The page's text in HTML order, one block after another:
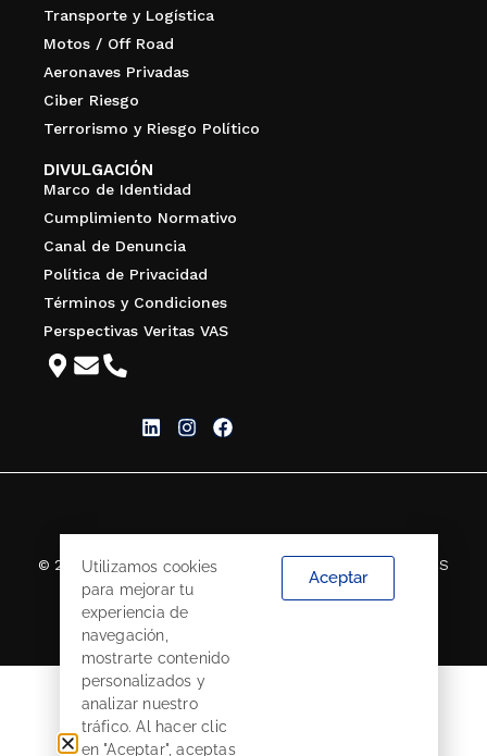
Transporte y Logística
Motos / Off Road
Aeronaves Privadas
Ciber Riesgo
Terrorismo y Riesgo Político
DIVULGACIÓN
Marco de Identidad
Cumplimiento Normativo
Canal de Denuncia
Política de Privacidad
Términos y Condiciones
Perspectivas Veritas VAS
© 2026 VERITAS CORREDORES DE SEGUROS S.A. TODOS
LOS DERECHOS RESERVADOS.
Utilizamos cookies
para mejorar tu
experiencia de
navegación,
mostrarte contenido
personalizados y
analizar nuestro
tráfico. Al hacer clic
en "Aceptar", aceptas
Aceptar